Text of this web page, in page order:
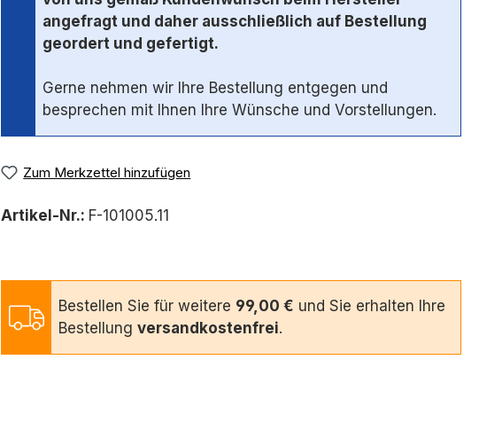
angefragt und daher ausschließlich auf Bestellung
geordert und gefertigt.
Gerne nehmen wir Ihre Bestellung entgegen und
besprechen mit Ihnen Ihre Wünsche und Vorstellungen.
Zum Merkzettel hinzufügen
Artikel-Nr.: F-101005.11
Bestellen Sie für weitere 99,00 € und Sie erhalten Ihre
Bestellung versandkostenfrei.